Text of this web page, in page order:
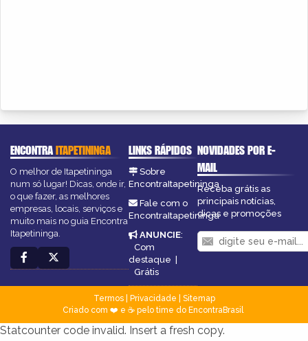
ENCONTRAITAPETININGA
O melhor de Itapetininga
num só lugar! Dicas, onde ir,
o que fazer, as melhores
empresas, locais, serviços e
muito mais no guia Encontra
Itapetininga.
LINKS RÁPIDOS
Sobre
EncontraItapetininga
Fale com o
EncontraItapetininga
ANUNCIE:
Com
destaque |
Grátis
NOVIDADES POR E-
MAIL
Receba grátis as
principais notícias,
dicas e promoções
Termos| Privacidade
Sitemap
Criado com ❤️ e ☕ pelo time do EncontraBrasil
Statcounter code invalid. Insert a fresh copy.